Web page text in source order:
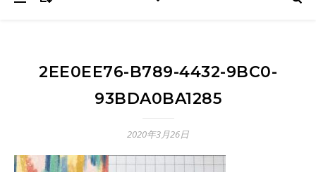
2EE0EE76-B789-4432-9BC0-
93BDA0BA1285
2020年3月26日